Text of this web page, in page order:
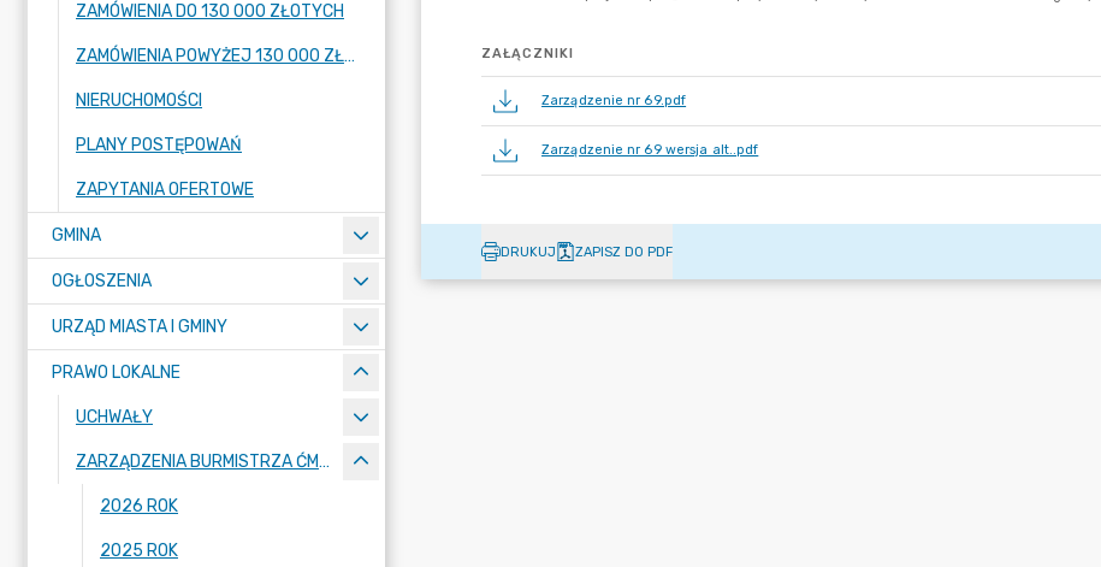
ZAMÓWIENIA DO 130 000 ZŁOTYCH
ZAMÓWIENIA POWYŻEJ 130 000 ZŁOTYCH
NIERUCHOMOŚCI
PLANY POSTĘPOWAŃ
ZAPYTANIA OFERTOWE
GMINA
OGŁOSZENIA
URZĄD MIASTA I GMINY
PRAWO LOKALNE
UCHWAŁY
ZARZĄDZENIA BURMISTRZA ĆMIELOWA
2026 ROK
2025 ROK
ZAŁĄCZNIKI
Zarządzenie nr 69.pdf
Zarządzenie nr 69 wersja alt..pdf
DRUKUJ ZAPISZ DO PDF